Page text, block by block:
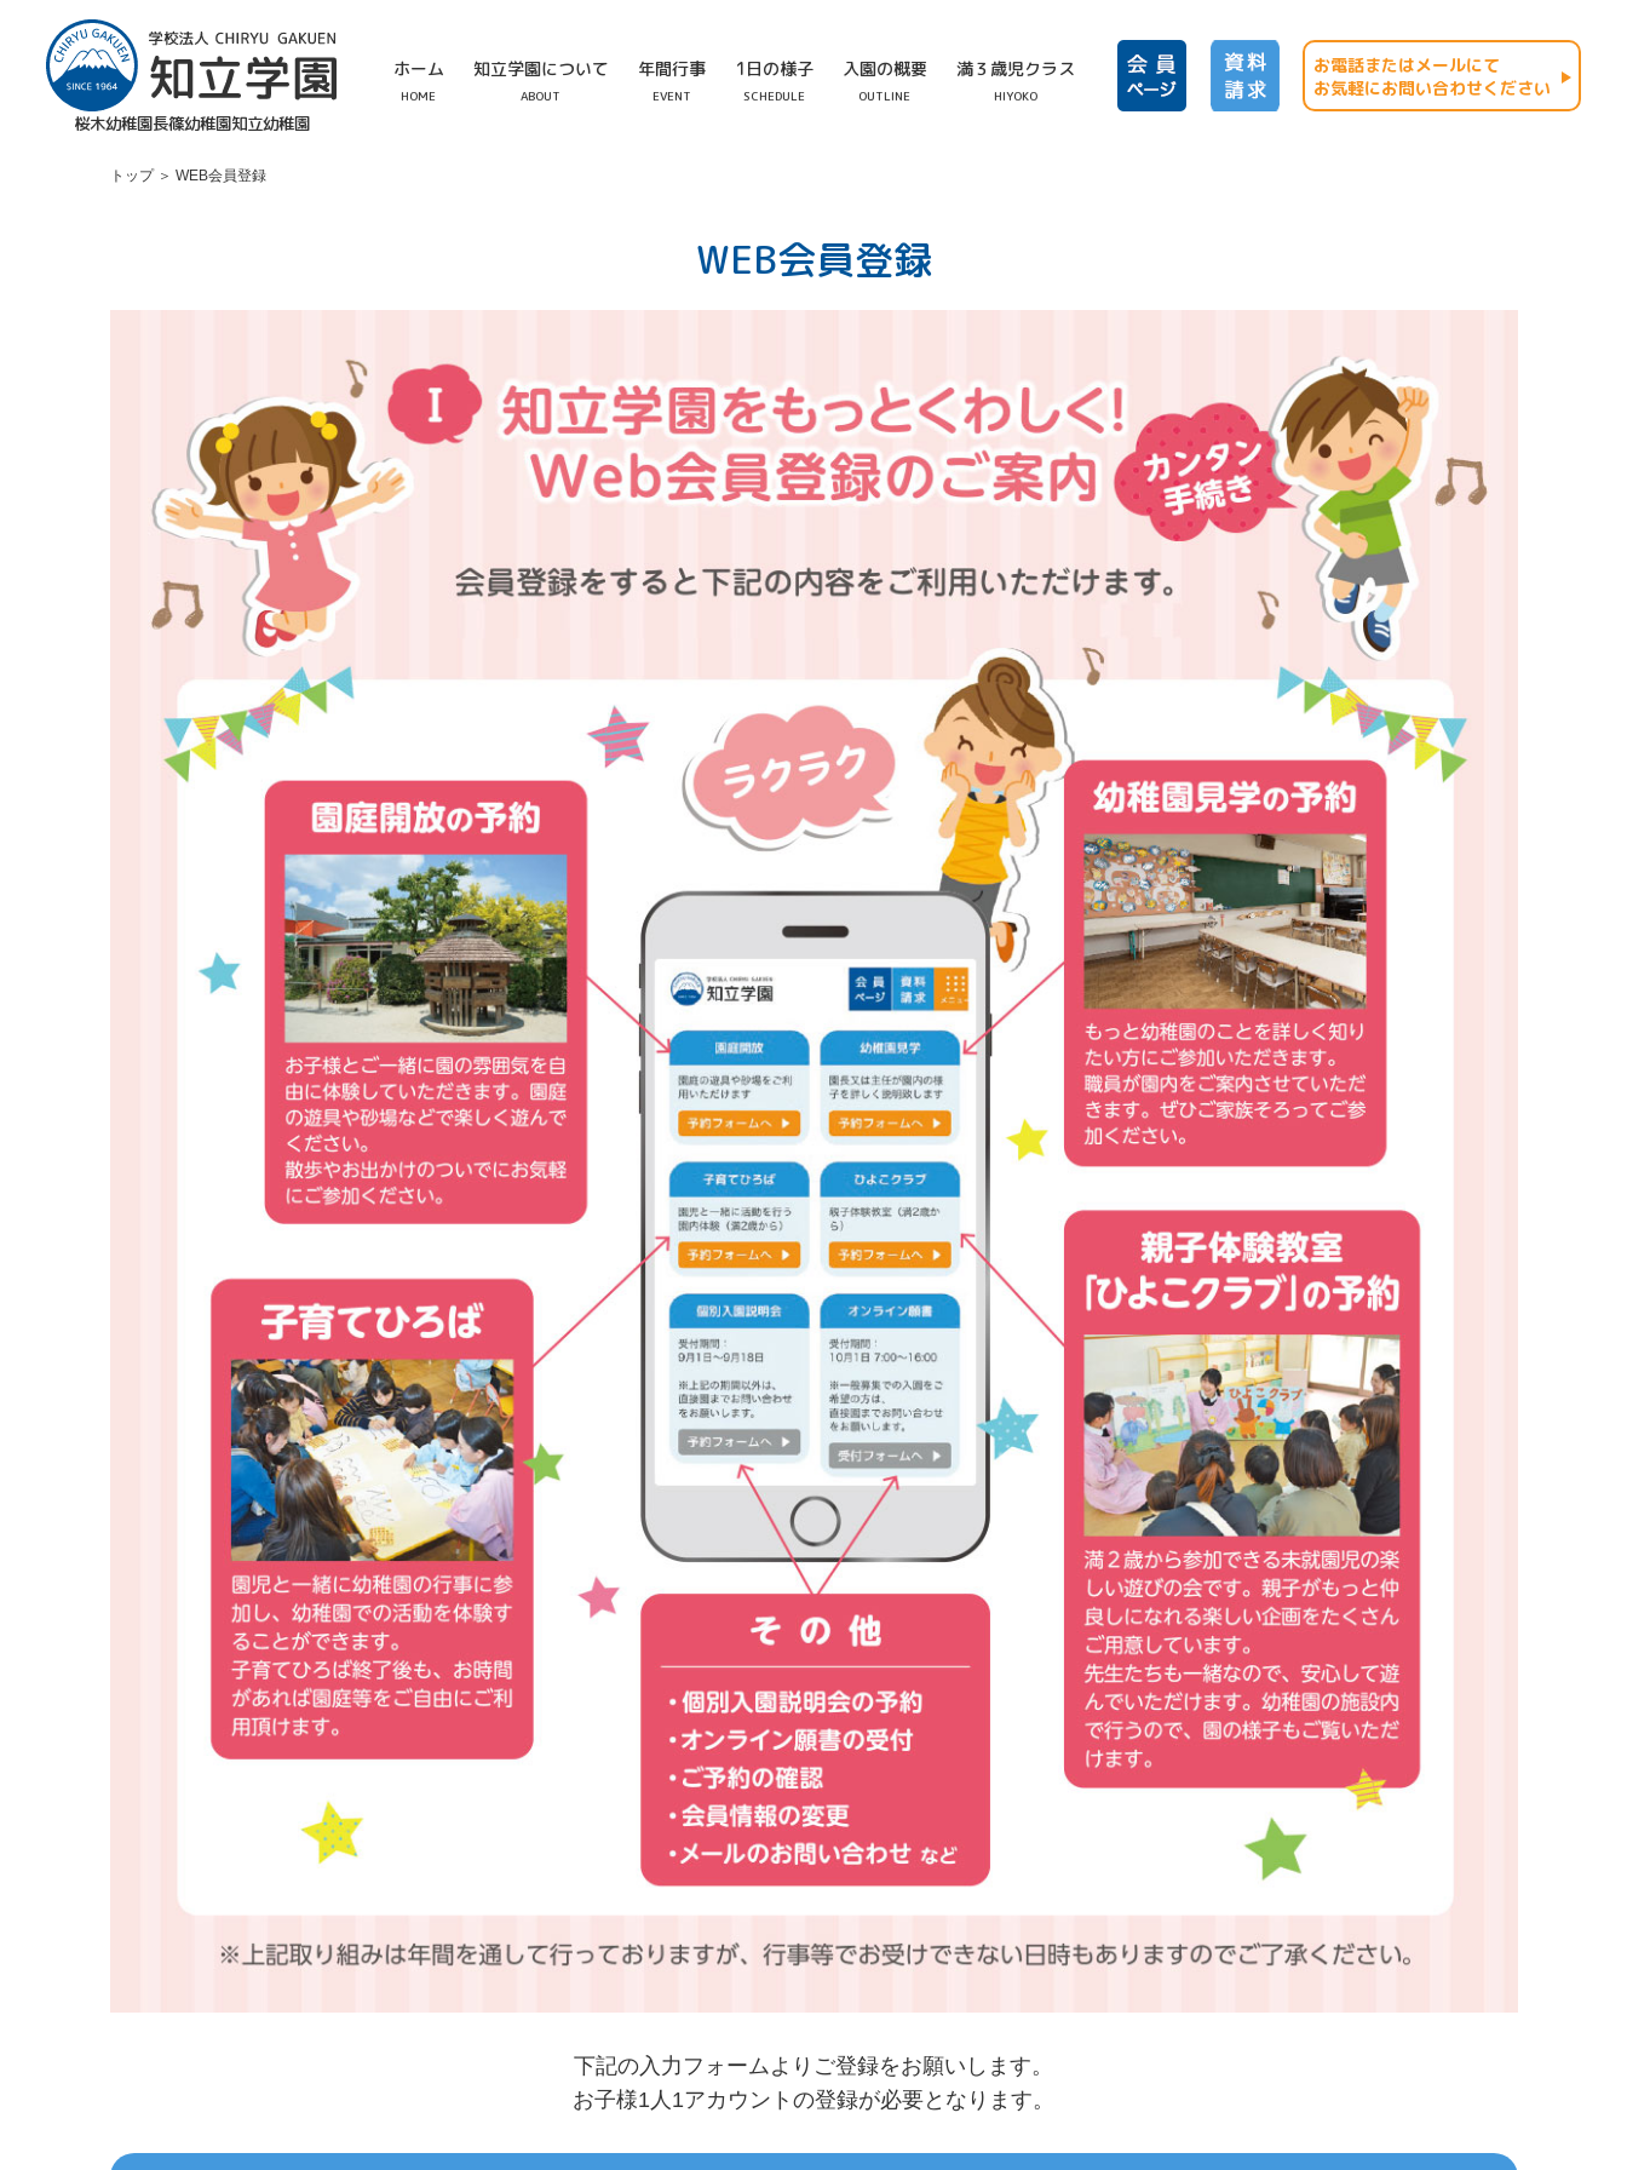
桜木幼稚園長篠幼稚園知立幼稚園
ホーム
HOME
知立学園について
ABOUT
年間行事
EVENT
1日の様子
SCHEDULE
入園の概要
OUTLINE
満３歳児クラス
HIYOKO
お電話またはメールにて
お気軽にお問い合わせください
トップ ＞ WEB会員登録
WEB会員登録
下記の入力フォームよりご登録をお願いします。
お子様1人1アカウントの登録が必要となります。